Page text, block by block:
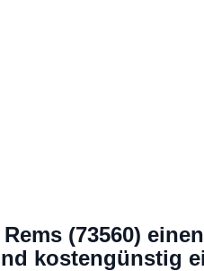
(73560)
kostengünstig